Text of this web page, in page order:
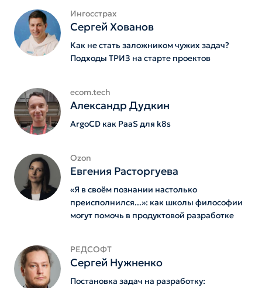
Ингосстрах
Сергей Хованов
Как не стать заложником чужих задач?
Подходы ТРИЗ на старте проектов
ecom.tech
Александр Дудкин
ArgoCD как PaaS для k8s
Ozon
Евгения Расторгуева
«Я в своём познании настолько
преисполнился...»: как школы философии
могут помочь в продуктовой разработке
РЕДСОФТ
Сергей Нужненко
Постановка задач на разработку: